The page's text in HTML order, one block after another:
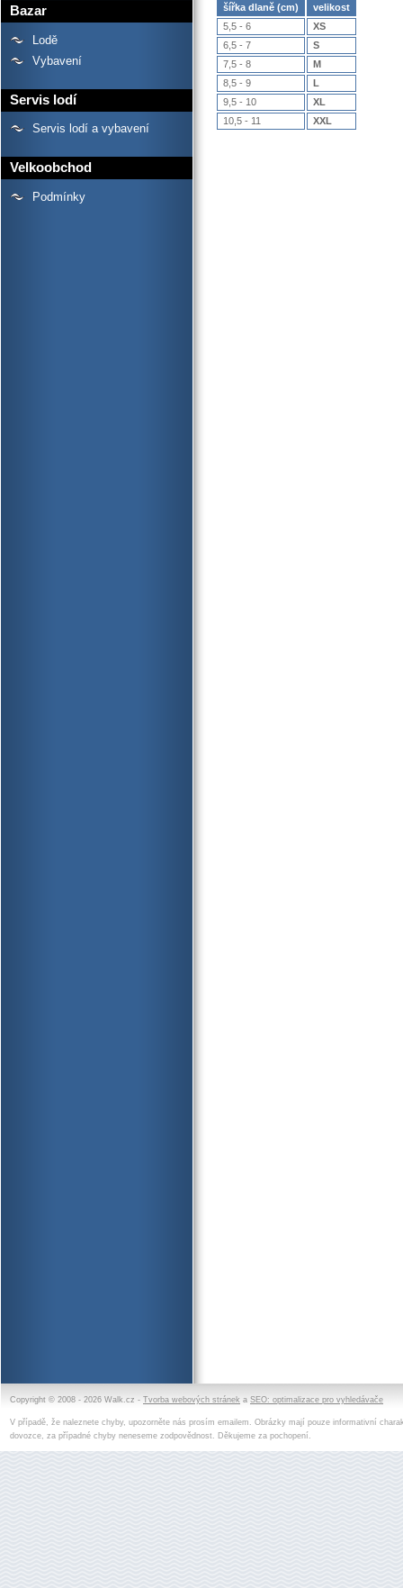
Bazar
Lodě
Vybavení
Servis lodí
Servis lodí a vybavení
Velkoobchod
Podmínky
šířka dlaně (cm)
velikost
5,5 - 6
XS
6,5 - 7
S
7,5 - 8
M
8,5 - 9
L
9,5 - 10
XL
10,5 - 11
XXL
Copyright © 2008 - 2026 Walk.cz - Tvorba webových stránek a SEO: optimalizace pro vyhledávače
V případě, že naleznete chyby, upozorněte nás prosím emailem. Obrázky mají pouze informativní
dovozce, za případné chyby neneseme zodpovědnost. Děkujeme za pochopení.